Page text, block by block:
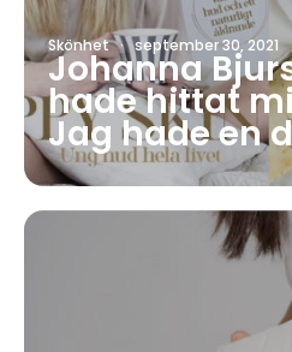
Skönhet · september 30, 2021
Johanna
hade hittat
Jag hade en